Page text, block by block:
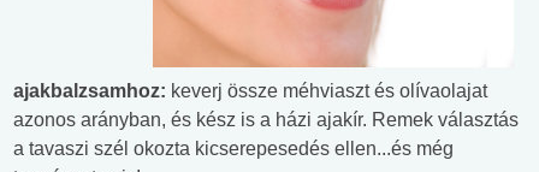
ajakbalzsamhoz: keverj össze méhviaszt és olívaolajat
azonos arányban, és kész is a házi ajakír. Remek választás
a tavaszi szél okozta kicserepesedés ellen...és még